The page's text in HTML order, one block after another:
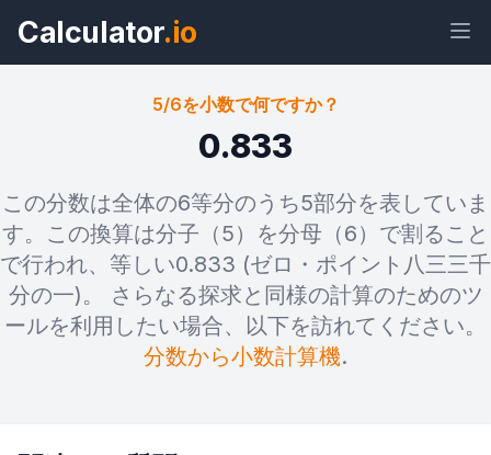
Calculator.io
ット
ク
ト
プレビュー 5/6を小数で何ですか？ ウ
ィジェット
5/6を小数で何ですか？
0.833
この分数は全体の6等分のうち5部分を表していま
す。この換算は分子（5）を分母（6）で割ること
で行われ、等しい0.833 (ゼロ・ポイント八三三千
分の一)。 さらなる探求と同様の計算のためのツ
ールを利用したい場合、以下を訪れてください。
分数から小数計算機.